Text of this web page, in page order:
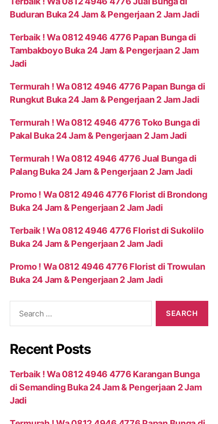
Buduran Buka 24 Jam & Pengerjaan 2 Jam Jadi
Terbaik ! Wa 0812 4946 4776 Papan Bunga di
Tambakboyo Buka 24 Jam & Pengerjaan 2 Jam
Jadi
Termurah ! Wa 0812 4946 4776 Papan Bunga di
Rungkut Buka 24 Jam & Pengerjaan 2 Jam Jadi
Termurah ! Wa 0812 4946 4776 Toko Bunga di
Pakal Buka 24 Jam & Pengerjaan 2 Jam Jadi
Termurah ! Wa 0812 4946 4776 Jual Bunga di
Palang Buka 24 Jam & Pengerjaan 2 Jam Jadi
Promo ! Wa 0812 4946 4776 Florist di Brondong
Buka 24 Jam & Pengerjaan 2 Jam Jadi
Terbaik ! Wa 0812 4946 4776 Florist di Sukolilo
Buka 24 Jam & Pengerjaan 2 Jam Jadi
Promo ! Wa 0812 4946 4776 Florist di Trowulan
Buka 24 Jam & Pengerjaan 2 Jam Jadi
Recent Posts
Terbaik ! Wa 0812 4946 4776 Karangan Bunga
di Semanding Buka 24 Jam & Pengerjaan 2 Jam
Jadi